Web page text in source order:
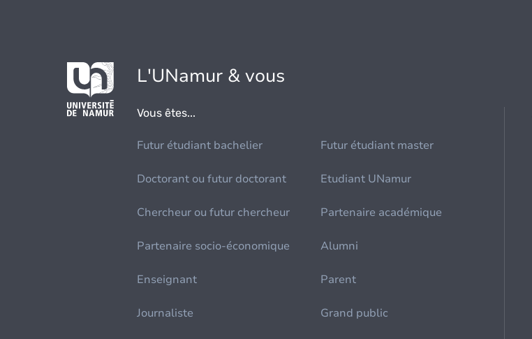
L'UNamur & vous
Vous êtes...
Futur étudiant bachelier Futur étudiant master
Doctorant ou futur doctorant Etudiant UNamur
Chercheur ou futur chercheur Partenaire académique
Partenaire socio-économique Alumni
Enseignant Parent
Journaliste Grand public